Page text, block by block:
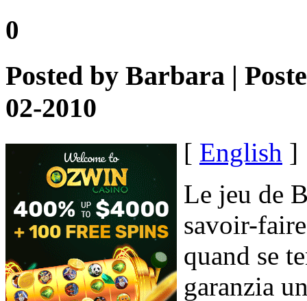
0
Posted by Barbara |
02-2010
[ English ]
Le jeu de
savoir-
quand se
garanzia